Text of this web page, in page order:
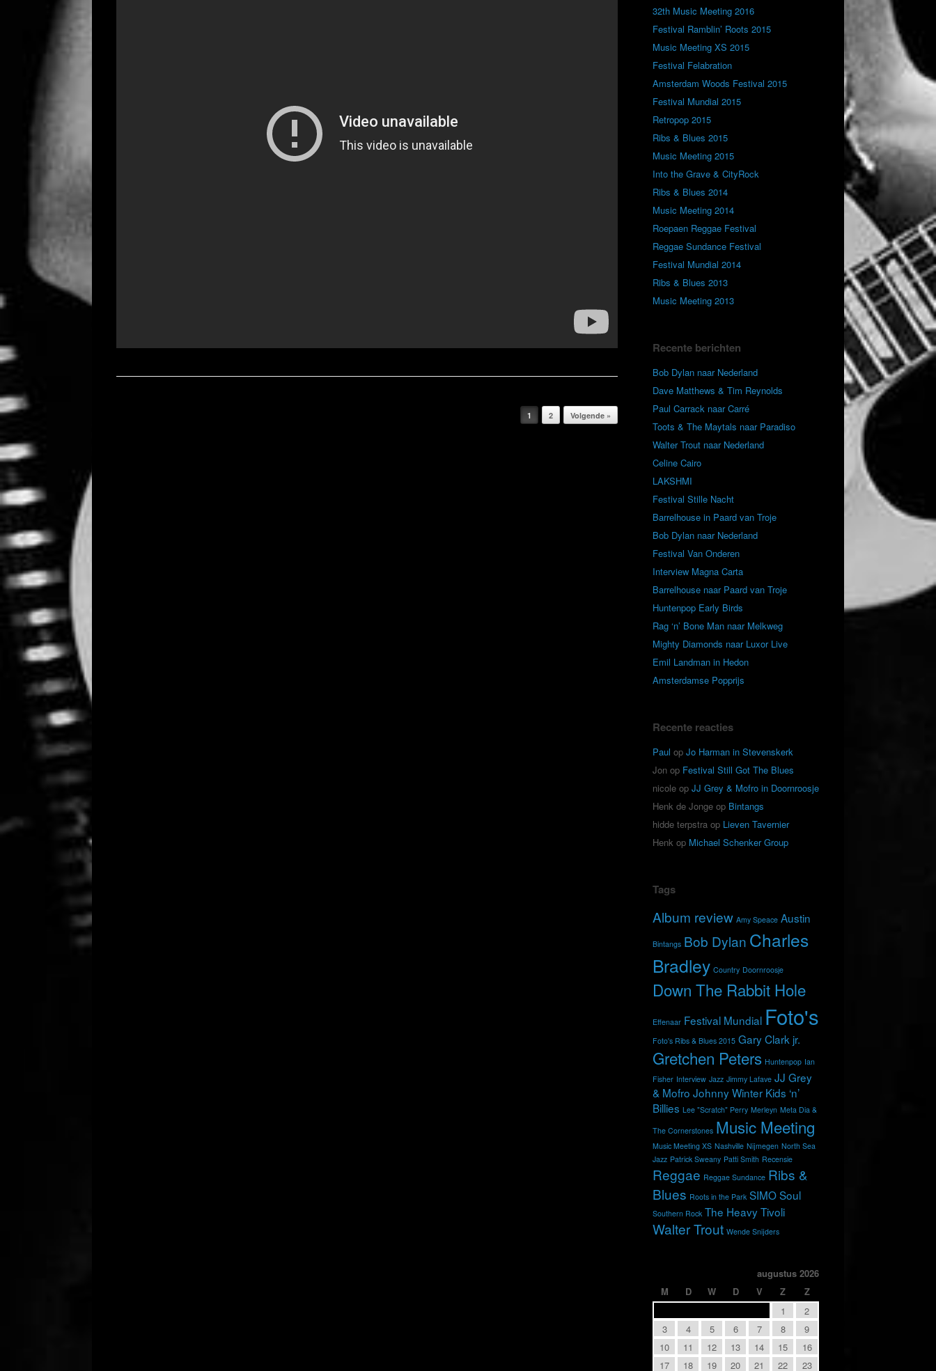
1 2 Volgende »
32th Music Meeting 2016
Festival Ramblin’ Roots 2015
Music Meeting XS 2015
Festival Felabration
Amsterdam Woods Festival 2015
Festival Mundial 2015
Retropop 2015
Ribs & Blues 2015
Music Meeting 2015
Into the Grave & CityRock
Ribs & Blues 2014
Music Meeting 2014
Roepaen Reggae Festival
Reggae Sundance Festival
Festival Mundial 2014
Ribs & Blues 2013
Music Meeting 2013
Recente berichten
Bob Dylan naar Nederland
Dave Matthews & Tim Reynolds
Paul Carrack naar Carré
Toots & The Maytals naar Paradiso
Walter Trout naar Nederland
Celine Cairo
LAKSHMI
Festival Stille Nacht
Barrelhouse in Paard van Troje
Bob Dylan naar Nederland
Festival Van Onderen
Interview Magna Carta
Barrelhouse naar Paard van Troje
Huntenpop Early Birds
Rag ‘n’ Bone Man naar Melkweg
Mighty Diamonds naar Luxor Live
Emil Landman in Hedon
Amsterdamse Popprijs
Recente reacties
Paul opJo Harman in Stevenskerk
Jon op Festival Still Got The Blues
nicole opJJ Grey & Mofro in Doornroosje
Henk de Jonge op Bintangs
hidde terpstra op Lieven Tavernier
Henk op Michael Schenker Group
Tags
Album review Amy Speace Austin
Bintangs Bob Dylan Charles
Bradley Country Doornroosje
Down The Rabbit Hole
Effenaar Festival Mundial Foto's
Foto's Ribs & Blues 2015 Gary Clark jr.
Gretchen Peters Huntenpop Ian
Fisher Interview Jazz Jimmy Lafave JJ Grey
& Mofro Johnny Winter Kids ‘n’
Billies Lee "Scratch" Perry Merleyn Meta Dia &
The Cornerstones Music Meeting
Music Meeting XS Nashville Nijmegen North Sea
Jazz Patrick Sweany Patti Smith Recensie
Reggae Reggae Sundance Ribs &
Blues Roots in the Park SIMOSoul
Southern Rock The HeavyTivoli
Walter Trout Wende Snijders
augustus 2026
M
D W D V Z
Z
1
2
3
4 5 6 7 8
9
10
11 12 13 14 15
16
17
18 19 20 21 22 23